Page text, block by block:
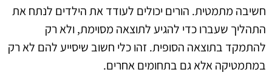
חשיבה מתמטית. הורים יכולים לעודד את הילדים לנתח את
התהליך שעברו כדי להגיע לתוצאה מסוימת, ולא רק
להתמקד בתוצאה הסופית. זהו כלי חשוב שיסייע להם לא רק
במתמטיקה אלא גם בתחומים אחרים.